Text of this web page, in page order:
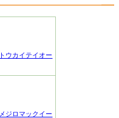
トウカイテイオー
メジロマックイー